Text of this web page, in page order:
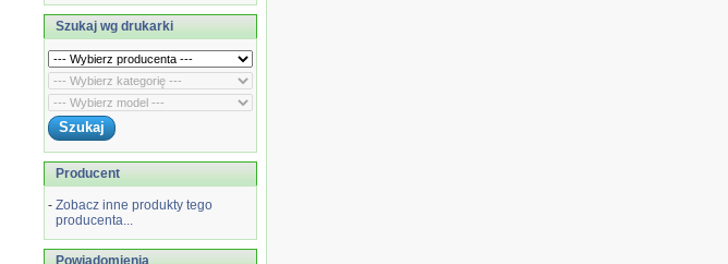
Szukaj wg drukarki
Producent
- Zobacz inne produkty tego
producenta...
Powiadomienia